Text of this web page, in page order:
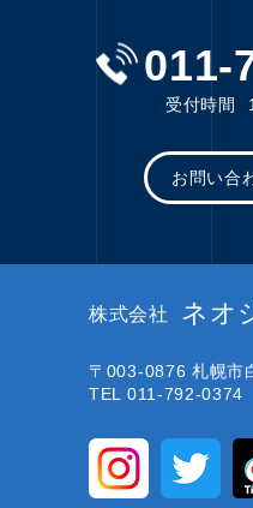
011-
受付時間
お問い合
株式会社 ネオ
〒003-0876 札幌市
TEL 011-792-